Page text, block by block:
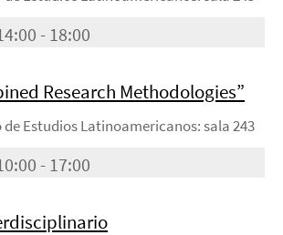
- 18:00
Research Methodologies”
Estudios Latinoamericanos: sala 243
- 17:00